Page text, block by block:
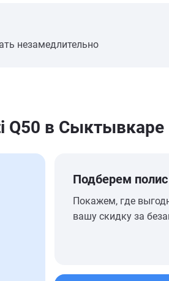
незамедлительно
в Сыктывкаре
Подберем
Покажем, где
вашу скидку за